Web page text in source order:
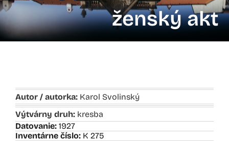
ženský akt
Autor / autorka: Karol Svolinský
Výtvárny druh: kresba
Datovanie: 1927
Inventárne číslo: K 275